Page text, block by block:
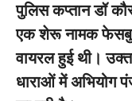
पुलिस कप्तान डॉ
एक शेरू नामक
वायरल हुई थी।
धाराओं में अभियोग